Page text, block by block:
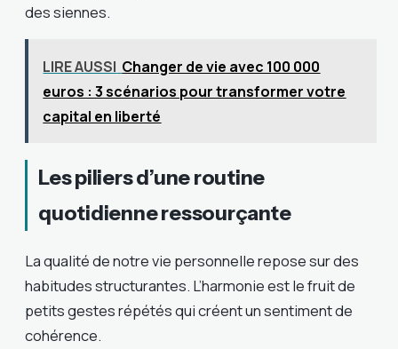
des siennes.
LIRE AUSSI Changer de vie avec 100 000
euros : 3 scénarios pour transformer votre
capital en liberté
Les piliers d’une routine
quotidienne ressourçante
La qualité de notre vie personnelle repose sur des
habitudes structurantes. L’harmonie est le fruit de
petits gestes répétés qui créent un sentiment de
cohérence.